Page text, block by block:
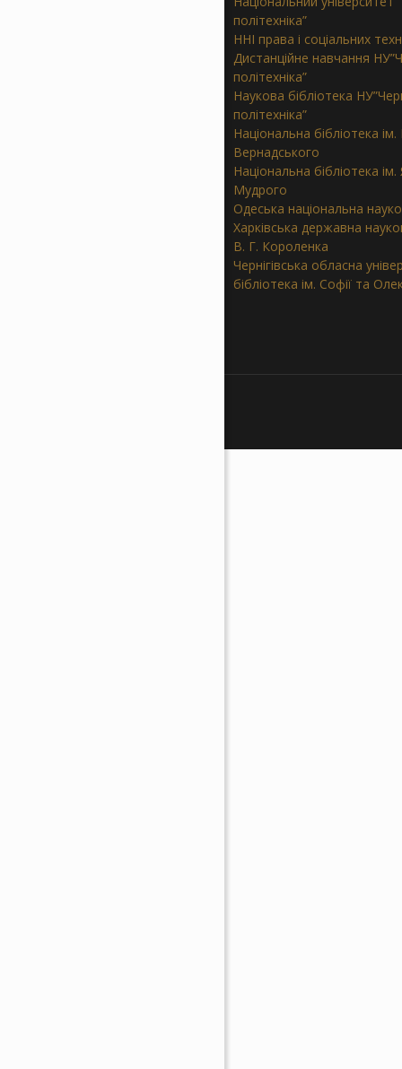
політехніка”
ННІ права і соціальних
Дистанційне навчання
політехніка”
Наукова бібліотека
політехніка”
Національна бібліотека ім.
Вернадського
Національна бібліотека
Мудрого
Одеська національна
Харківська державна
В. Г. Короленка
Чернігівська обласна
бібліотека ім. Софії та